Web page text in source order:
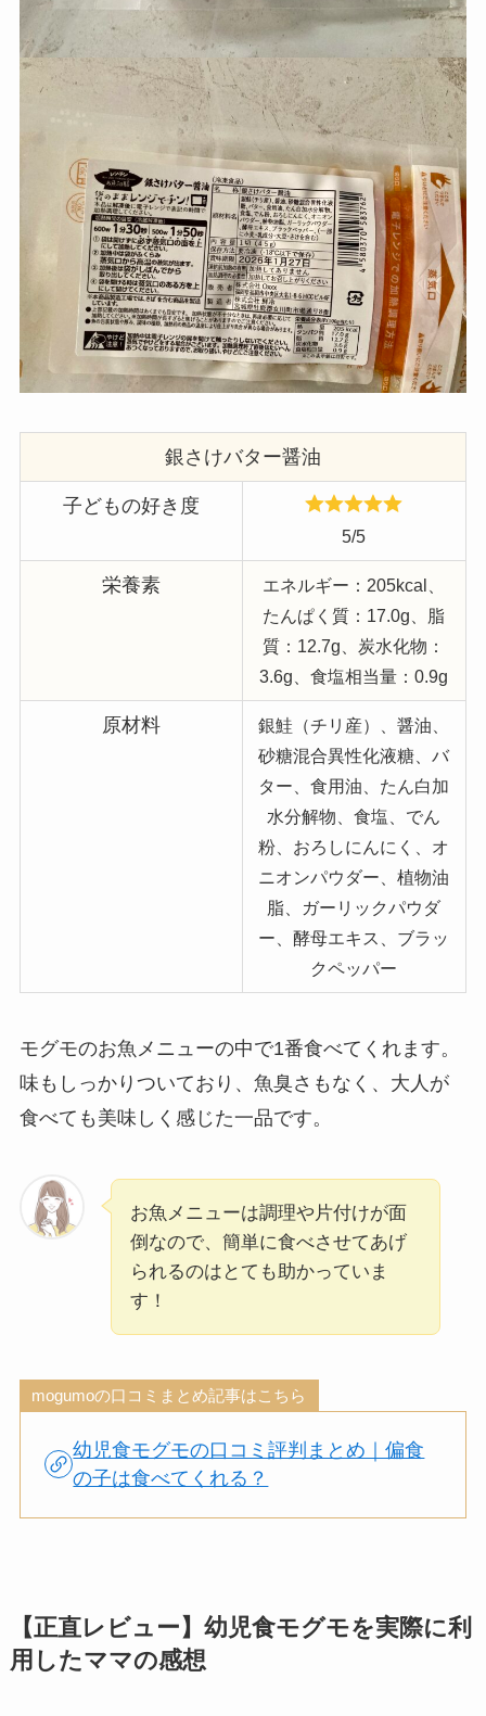
銀さけバター醤油
子どもの好き度
5/5
栄養素
エネルギー：205kcal、
たんぱく質：17.0g、脂
質：12.7g、炭水化物：
3.6g、食塩相当量：0.9g
原材料
銀鮭（チリ産）、醤油、
砂糖混合異性化液糖、バ
ター、食用油、たん白加
水分解物、食塩、でん
粉、おろしにんにく、オ
ニオンパウダー、植物油
脂、ガーリックパウダ
ー、酵母エキス、ブラッ
クペッパー
モグモのお魚メニューの中で1番食べてくれます。
味もしっかりついており、魚臭さもなく、大人が
食べても美味しく感じた一品です。
お魚メニューは調理や片付けが面
倒なので、簡単に食べさせてあげ
られるのはとても助かっていま
す！
mogumoの口コミまとめ記事はこちら
幼児食モグモの口コミ評判まとめ｜偏食
の子は食べてくれる？
【正直レビュー】幼児食モグモを実際に利
用したママの感想